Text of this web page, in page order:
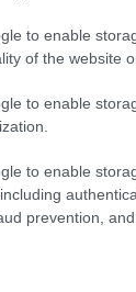
to enable
of the website
to enable
to enable
prevention,